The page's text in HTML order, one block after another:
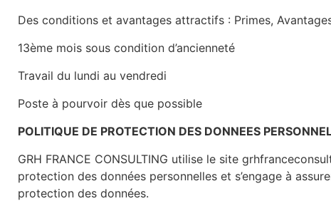
Des conditions et avantages attractifs : Primes,
13ème mois sous condition d’ancienneté
Travail du lundi au vendredi
Poste à pourvoir dès que possible
POLITIQUE DE PROTECTION DES DONNEES
GRH FRANCE CONSULTING utilise le site
protection des données personnelles et s’engage à
protection des données.